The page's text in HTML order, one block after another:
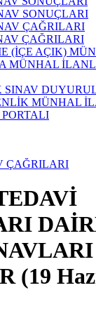
SONUÇLARI
ÇAĞRILARI
ÇAĞRILARI
(İÇE AÇIK)
MÜNHAL
SINAV
MÜNHAL
ÇAĞRILARI
(19